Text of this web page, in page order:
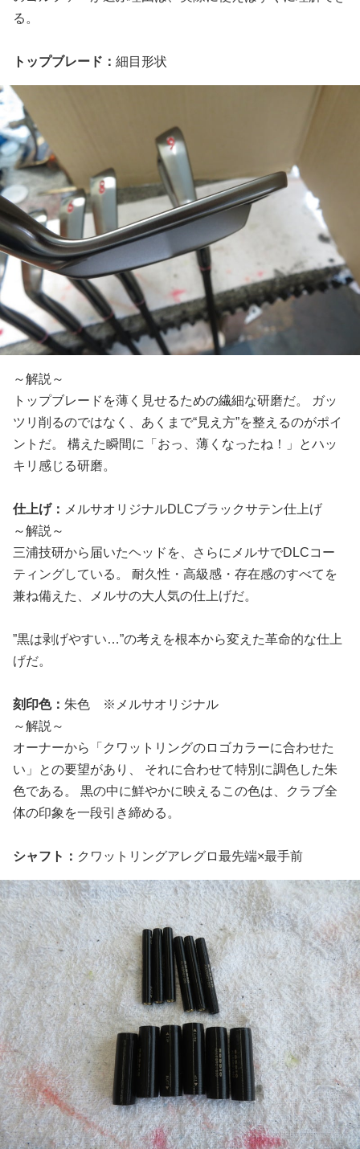
る。
トップブレード： 細目形状
～解説～
トップブレードを薄く見せるための繊細な研磨だ。 ガッ
ツリ削るのではなく、あくまで“見え方”を整えるのがポイ
ントだ。 構えた瞬間に「おっ、薄くなったね！」とハッ
キリ感じる研磨。
仕上げ： メルサオリジナルDLCブラックサテン仕上げ
～解説～
三浦技研から届いたヘッドを、さらにメルサでDLCコー
ティングしている。 耐久性・高級感・存在感のすべてを
兼ね備えた、メルサの大人気の仕上げだ。
”黒は剥げやすい…”の考えを根本から変えた革命的な仕上
げだ。
刻印色： 朱色 ※メルサオリジナル
～解説～
オーナーから「クワットリングのロゴカラーに合わせた
い」との要望があり、 それに合わせて特別に調色した朱
色である。 黒の中に鮮やかに映えるこの色は、クラブ全
体の印象を一段引き締める。
シャフト： クワットリングアレグロ最先端×最手前